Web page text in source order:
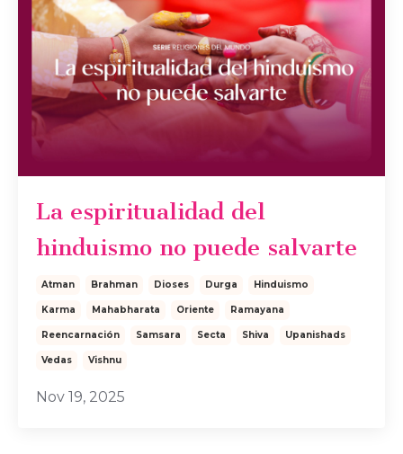
La espiritualidad del
hinduismo no puede salvarte
Atman Brahman Dioses Durga Hinduismo
Karma Mahabharata Oriente Ramayana
Reencarnación Samsara Secta Shiva Upanishads
Vedas Vishnu
Nov 19, 2025